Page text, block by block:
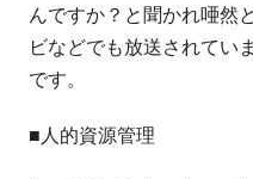
んですか？と聞かれ唖然
ビなどでも放送されてい
です。
■人的資源管理